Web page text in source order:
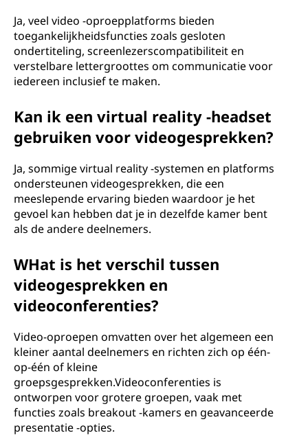
Ja, veel video -oproepplatforms bieden
toegankelijkheidsfuncties zoals gesloten
ondertiteling, screenlezerscompatibiliteit en
verstelbare lettergroottes om communicatie voor
iedereen inclusief te maken.
Kan ik een virtual reality -headset
gebruiken voor videogesprekken?
Ja, sommige virtual reality -systemen en platforms
ondersteunen videogesprekken, die een
meeslepende ervaring bieden waardoor je het
gevoel kan hebben dat je in dezelfde kamer bent
als de andere deelnemers.
WHat is het verschil tussen
videogesprekken en
videoconferenties?
Video-oproepen omvatten over het algemeen een
kleiner aantal deelnemers en richten zich op één-
op-één of kleine
groepsgesprekken.Videoconferenties is
ontworpen voor grotere groepen, vaak met
functies zoals breakout -kamers en geavanceerde
presentatie -opties.